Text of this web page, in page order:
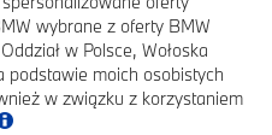
wybrane z oferty BMW
w Polsce, Wołoska
moich osobistych
w związku z korzystaniem